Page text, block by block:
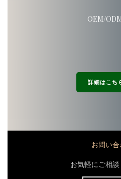
OEM/
詳細はこち
お問い
お気軽にご相談